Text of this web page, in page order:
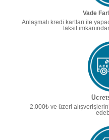
Vade
Anlaşmalı kredi kartları ile
taksit
2.000₺ ve üzeri